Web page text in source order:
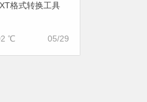
格式转换工具
05/29
℃